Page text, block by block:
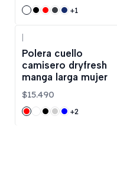
+1
Polera cuello
camisero dryfresh
manga larga mujer
$15.490
+2